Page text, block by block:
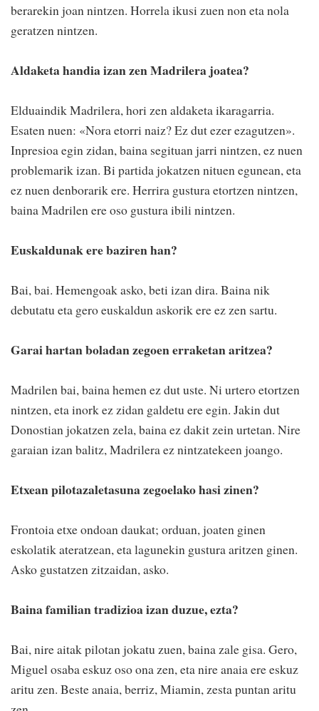
berarekin joan nintzen. Horrela ikusi zuen non eta nola
geratzen nintzen.
Aldaketa handia izan zen Madrilera joatea?
Elduaindik Madrilera, hori zen aldaketa ikaragarria.
Esaten nuen: «Nora etorri naiz? Ez dut ezer ezagutzen».
Inpresioa egin zidan, baina segituan jarri nintzen, ez nuen
problemarik izan. Bi partida jokatzen nituen egunean, eta
ez nuen denborarik ere. Herrira gustura etortzen nintzen,
baina Madrilen ere oso gustura ibili nintzen.
Euskaldunak ere baziren han?
Bai, bai. Hemengoak asko, beti izan dira. Baina nik
debutatu eta gero euskaldun askorik ere ez zen sartu.
Garai hartan boladan zegoen erraketan aritzea?
Madrilen bai, baina hemen ez dut uste. Ni urtero etortzen
nintzen, eta inork ez zidan galdetu ere egin. Jakin dut
Donostian jokatzen zela, baina ez dakit zein urtetan. Nire
garaian izan balitz, Madrilera ez nintzatekeen joango.
Etxean pilotazaletasuna zegoelako hasi zinen?
Frontoia etxe ondoan daukat; orduan, joaten ginen
eskolatik ateratzean, eta lagunekin gustura aritzen ginen.
Asko gustatzen zitzaidan, asko.
Baina familian tradizioa izan duzue, ezta?
Bai, nire aitak pilotan jokatu zuen, baina zale gisa. Gero,
Miguel osaba eskuz oso ona zen, eta nire anaia ere eskuz
aritu zen. Beste anaia, berriz, Miamin, zesta puntan aritu